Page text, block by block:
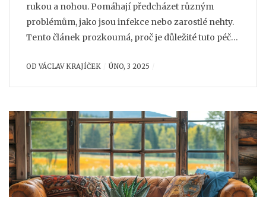
rukou a nohou. Pomáhají předcházet různým
problémům, jako jsou infekce nebo zarostlé nehty.
Tento článek prozkoumá, proč je důležité tuto péči
nehty doma i v salonu. Nabídne také užitečné tipy,
ODVÁCLAV KRAJÍČEK ÚNO, 3 2025